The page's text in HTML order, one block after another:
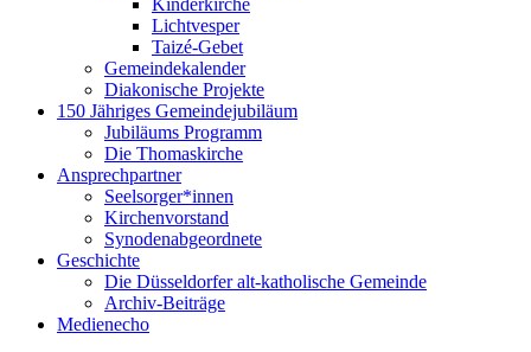
Lichtvesper
Taizé-Gebet
Gemeindekalender
Diakonische Projekte
150 Jähriges Gemeindejubiläum
Jubiläums Programm
Die Thomaskirche
Ansprechpartner
Seelsorger*innen
Kirchenvorstand
Synodenabgeordnete
Geschichte
Die Düsseldorfer alt-katholische Gemeinde
Archiv-Beiträge
Medienecho